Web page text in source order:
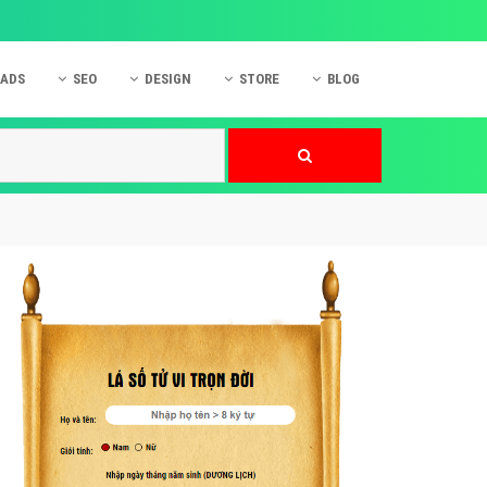
cáo Online
cáo Skype
cáo TVC
cáo Cốc Cốc
ứng dụng hay
SEO DESIGN
Hỏi đáp Website
STORE BLOG